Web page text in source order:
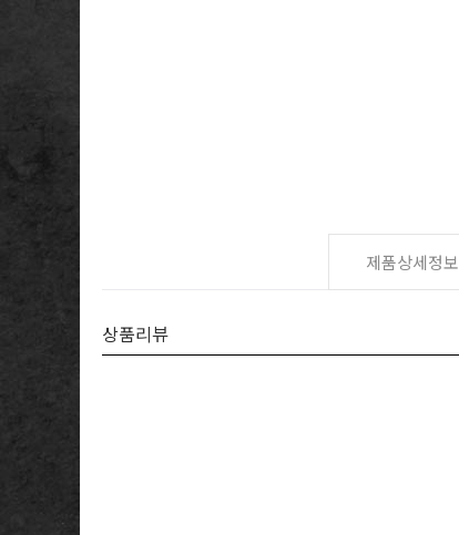
제품상세정보
상품리뷰